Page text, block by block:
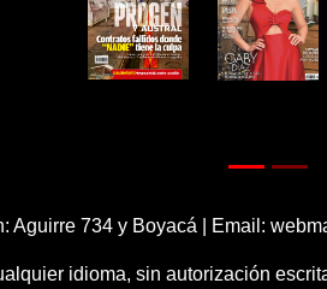
Aguirre 734 y Boyacá | Email:
idioma, sin autorización